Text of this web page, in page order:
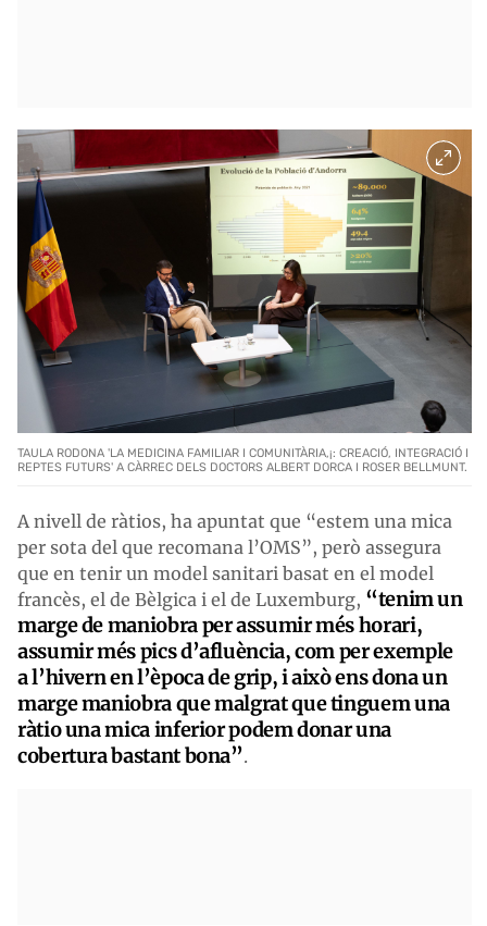
TAULA RODONA 'LA MEDICINA FAMILIAR I COMUNITÀRIA,¡: CREACIÓ, INTEGRACIÓ I
REPTES FUTURS' A CÀRREC DELS DOCTORS ALBERT DORCA I ROSER BELLMUNT.
A nivell de ràtios, ha apuntat que “estem una mica
per sota del que recomana l’OMS”, però assegura
que en tenir un model sanitari basat en el model
francès, el de Bèlgica i el de Luxemburg, “tenim un
marge de maniobra per assumir més horari,
assumir més pics d’afluència, com per exemple
a l’hivern en l’època de grip, i això ens dona un
marge maniobra que malgrat que tinguem una
ràtio una mica inferior podem donar una
cobertura bastant bona”.